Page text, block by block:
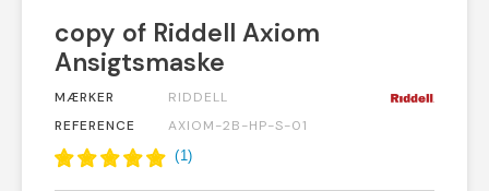
copy of Riddell Axiom
Ansigtsmaske
MÆRKER
RIDDELL
REFERENCE
AXIOM-2B-HP-S-01
(1)